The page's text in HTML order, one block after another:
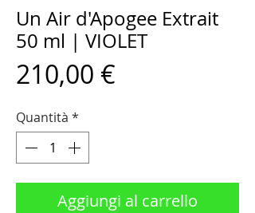
Un Air d'Apogee Extrait
50 ml | VIOLET
210,00 €
Quantità *
Aggiungi al carrello